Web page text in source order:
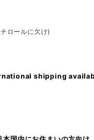
ロールに欠け)
shipping